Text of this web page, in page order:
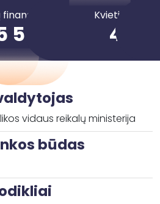
suma
533,98 €
Kvietimai
4
vidaus reikalų ministerija
būdas